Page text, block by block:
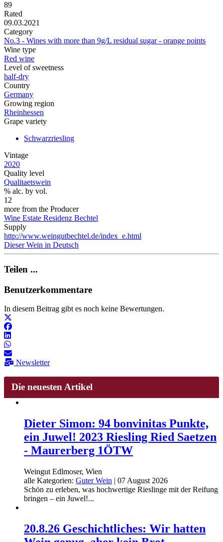
89
Rated
09.03.2021
Category
No.3 - Wines with more than 9g/L residual sugar - orange points
Wine type
Red wine
Level of sweetness
half-dry
Country
Germany
Growing region
Rheinhessen
Grape variety
Schwarzriesling
Vintage
2020
Quality level
Qualitaetswein
% alc. by vol.
12
more from the Producer
Wine Estate Residenz Bechtel
Supply
http://www.weingutbechtel.de/index_e.html
Dieser Wein in Deutsch
Teilen ...
Benutzerkommentare
In diesem Beitrag gibt es noch keine Bewertungen.
Newsletter
Die neuesten Artikel
Dieter Simon: 94 bonvinitas Punkte,
ein Juwel! 2023 Riesling Ried Saetzen
- Maurerberg 1ÖTW
Weingut Edlmoser, Wien
alle Kategorien: Guter Wein | 07 August 2026
Schön zu erleben, was hochwertige Rieslinge mit der Reifung
bringen – ein Juwel!...
20.8.26 Geschichtliches: Wir hatten